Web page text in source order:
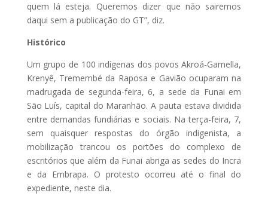
quem lá esteja. Queremos dizer que não sairemos
daqui sem a publicação do GT”, diz.
Histórico
Um grupo de 100 indígenas dos povos Akroá-Gamella,
Krenyê, Tremembé da Raposa e Gavião ocuparam na
madrugada de segunda-feira, 6, a sede da Funai em
São Luís, capital do Maranhão. A pauta estava dividida
entre demandas fundiárias e sociais. Na terça-feira, 7,
sem quaisquer respostas do órgão indigenista, a
mobilização trancou os portões do complexo de
escritórios que além da Funai abriga as sedes do Incra
e da Embrapa. O protesto ocorreu até o final do
expediente, neste dia.